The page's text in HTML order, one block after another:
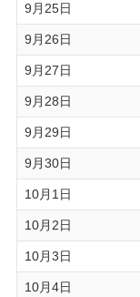
9月25日
9月26日
9月27日
9月28日
9月29日
9月30日
10月1日
10月2日
10月3日
10月4日